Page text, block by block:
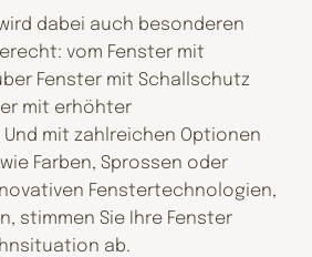
dabei auch besonderen
vom Fenster mit
Fenster mit Schallschutz
mit erhöhter
Und mit zahlreichen Optionen
Farben, Sprossen oder
Fenstertechnologien,
stimmen Sie Ihre Fenster
ab.